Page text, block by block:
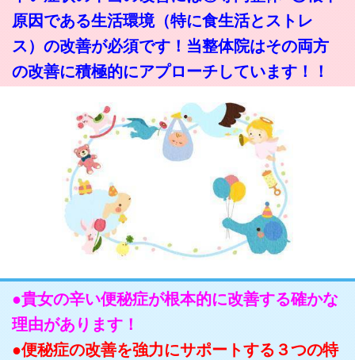
原因である生活環境（特に食生活とストレ
ス）の改善が必須です！当整体院はその両方
の改善に積極的にアプローチしています！！
●貴女の辛い便秘症が根本的に改善する確かな
理由があります！
●便秘症の改善を強力にサポートする３つの特